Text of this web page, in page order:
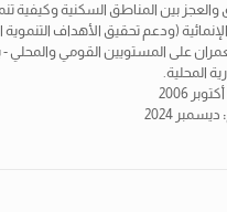
والعجز بين المناطق السكنية وكيفية
(ودعم تحقيق الأهداف التنموية
على المستويين القومي والمحلي -
المحلية.
أكتوبر 2006
ديسمبر 2024